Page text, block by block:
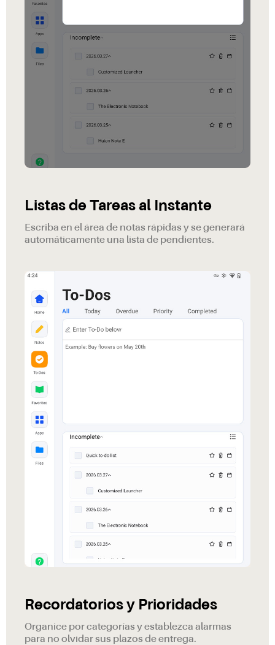
Listas de Tareas al Instante
Escriba en el área de notas rápidas y se generará
automáticamente una lista de pendientes.
Recordatorios y Prioridades
Organice por categorías y establezca alarmas
para no olvidar sus plazos de entrega.